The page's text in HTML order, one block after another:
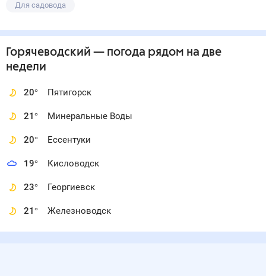
Для садовода
Горячеводский — погода рядом на две
недели
20° Пятигорск
21° Минеральные Воды
20° Ессентуки
19° Кисловодск
23° Георгиевск
21° Железноводск